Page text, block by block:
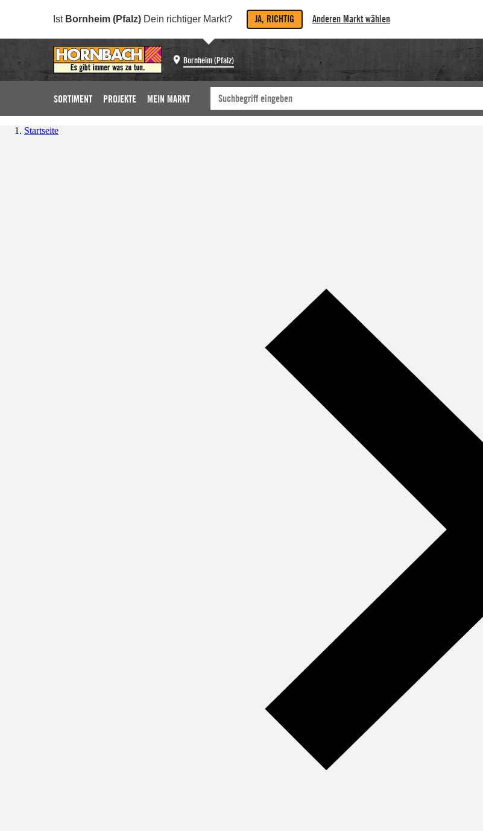
Ist Bornheim (Pfalz) Dein richtiger Markt? JA, RICHTIG Anderen Markt wählen
Bornheim (Pfalz)
SORTIMENT PROJEKTE MEIN MARKT
Startseite